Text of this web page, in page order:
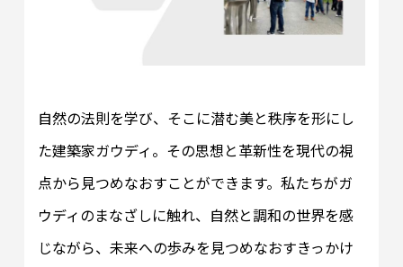
自然の法則を学び、そこに潜む美と秩序を形にし
た建築家ガウディ。その思想と革新性を現代の視
点から見つめなおすことができます。私たちがガ
ウディのまなざしに触れ、自然と調和の世界を感
じながら、未来への歩みを見つめなおすきっかけ